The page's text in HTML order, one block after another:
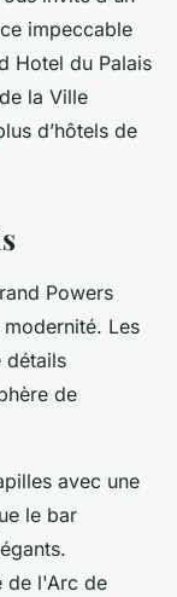
impeccable
Hotel du Palais
la Ville
d’hôtels de
Powers
Les
détails
de
avec une
le bar
de l'Arc de